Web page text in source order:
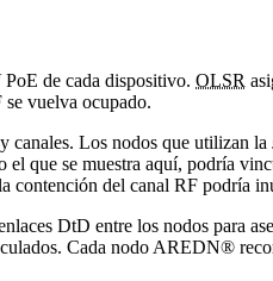
PoE de cada dispositivo. OLSR
se vuelva ocupado.
canales. Los nodos que utilizan la
el que se muestra aquí, podría
contención del canal RF podría
DtD entre los nodos para
Cada nodo AREDN®